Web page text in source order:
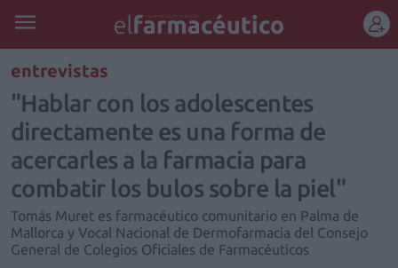
entrevistas
"Hablar con los adolescentes
directamente es una forma de
acercarles a la farmacia para
combatir los bulos sobre la piel"
Tomás Muret es farmacéutico comunitario en Palma de
Mallorca y Vocal Nacional de Dermofarmacia del Consejo
General de Colegios Oficiales de Farmacéuticos